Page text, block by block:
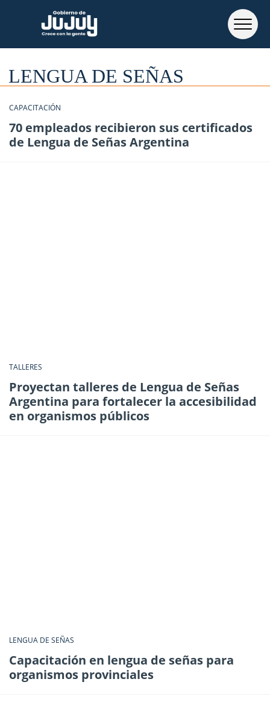
LENGUA DE SEÑAS
CAPACITACIÓN
70 empleados recibieron sus certificados
de Lengua de Señas Argentina
TALLERES
Proyectan talleres de Lengua de Señas
Argentina para fortalecer la accesibilidad
en organismos públicos
LENGUA DE SEÑAS
Capacitación en lengua de señas para
organismos provinciales